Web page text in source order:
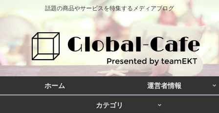
話題の商品やサービスを特集するメディアブログ
ホーム 運営者情報
カテゴリ